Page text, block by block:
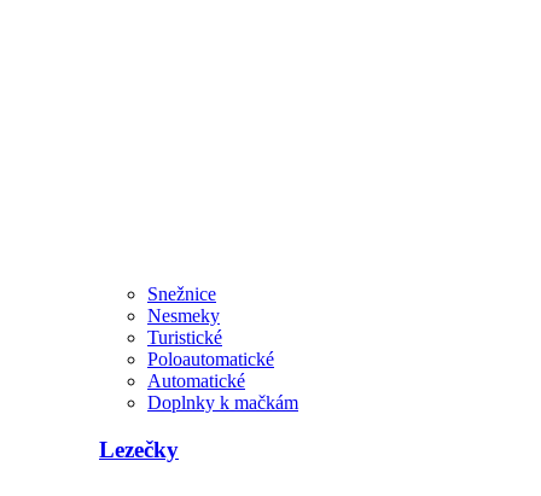
Snežnice
Nesmeky
Turistické
Poloautomatické
Automatické
Doplnky k mačkám
Lezečky